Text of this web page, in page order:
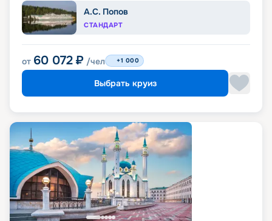
А.С. Попов
СТАНДАРТ
от 60 072 ₽ /чел +1 000
Выбрать круиз